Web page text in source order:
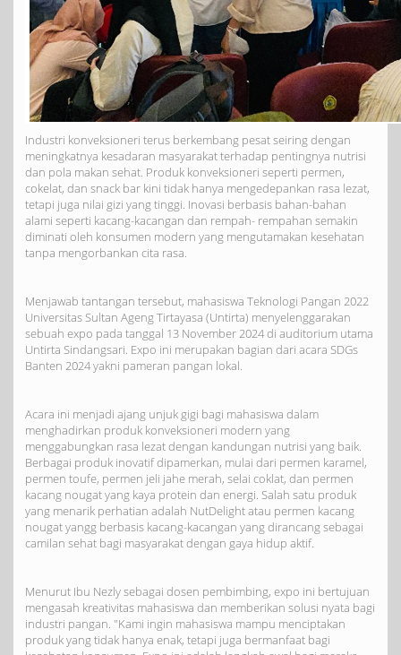
Industri konveksioneri terus berkembang pesat seiring dengan
meningkatnya kesadaran masyarakat terhadap pentingnya nutrisi
dan pola makan sehat. Produk konveksioneri seperti permen,
cokelat, dan snack bar kini tidak hanya mengedepankan rasa lezat,
tetapi juga nilai gizi yang tinggi. Inovasi berbasis bahan-bahan
alami seperti kacang-kacangan dan rempah- rempahan semakin
diminati oleh konsumen modern yang mengutamakan kesehatan
tanpa mengorbankan cita rasa.
Menjawab tantangan tersebut, mahasiswa Teknologi Pangan 2022
Universitas Sultan Ageng Tirtayasa (Untirta) menyelenggarakan
sebuah expo pada tanggal 13 November 2024 di auditorium utama
Untirta Sindangsari. Expo ini merupakan bagian dari acara SDGs
Banten 2024 yakni pameran pangan lokal.
Acara ini menjadi ajang unjuk gigi bagi mahasiswa dalam
menghadirkan produk konveksioneri modern yang
menggabungkan rasa lezat dengan kandungan nutrisi yang baik.
Berbagai produk inovatif dipamerkan, mulai dari permen karamel,
permen toufe, permen jeli jahe merah, selai coklat, dan permen
kacang nougat yang kaya protein dan energi. Salah satu produk
yang menarik perhatian adalah NutDelight atau permen kacang
nougat yangg berbasis kacang-kacangan yang dirancang sebagai
camilan sehat bagi masyarakat dengan gaya hidup aktif.
Menurut Ibu Nezly sebagai dosen pembimbing, expo ini bertujuan
mengasah kreativitas mahasiswa dan memberikan solusi nyata bagi
industri pangan. "Kami ingin mahasiswa mampu menciptakan
produk yang tidak hanya enak, tetapi juga bermanfaat bagi